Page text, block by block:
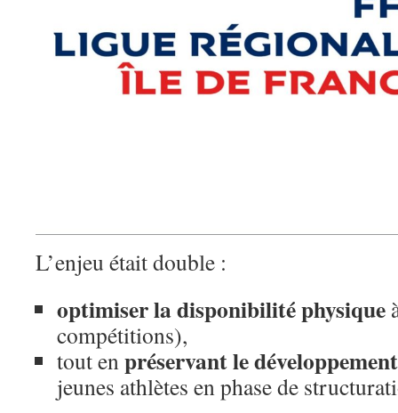
L’enjeu était double :
optimiser la disponibilité physique
compétitions),
tout en préservant le
jeunes athlètes en phase de